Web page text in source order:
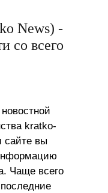
News) -
со всего
kratko-
сайте вы
Чаще всего